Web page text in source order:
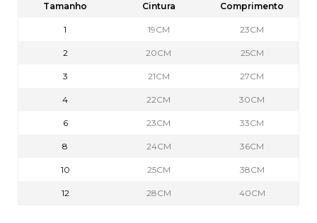
Tamanho Cintura Comprimento
1 19CM 23CM
2 20CM 25CM
3 21CM 27CM
4 22CM 30CM
6 23CM 33CM
8 24CM 36CM
10 25CM 38CM
12 28CM 40CM